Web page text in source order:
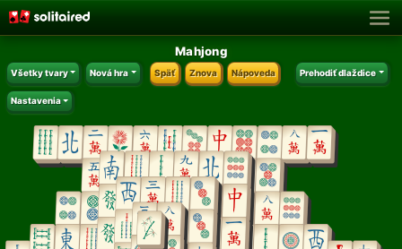
Mahjong
Všetky tvary Nová hra Späť Znova Nápoveda Prehodiť dlaždice
Nastavenia